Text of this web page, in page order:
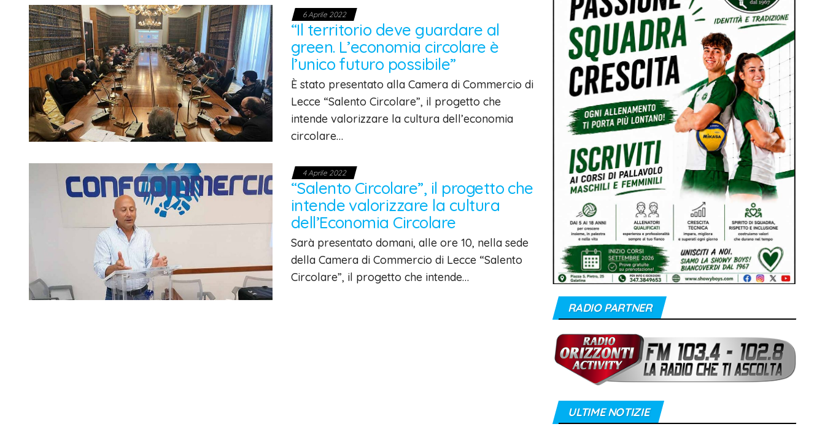
6 Aprile 2022
“Il territorio deve guardare al
green. L’economia circolare è
l’unico futuro possibile”
È stato presentato alla Camera di Commercio di
Lecce “Salento Circolare”, il progetto che
intende valorizzare la cultura dell’economia
circolare…
4 Aprile 2022
“Salento Circolare”, il progetto che
intende valorizzare la cultura
dell’Economia Circolare
Sarà presentato domani, alle ore 10, nella sede
della Camera di Commercio di Lecce “Salento
Circolare”, il progetto che intende…
RADIO PARTNER
ULTIME NOTIZIE